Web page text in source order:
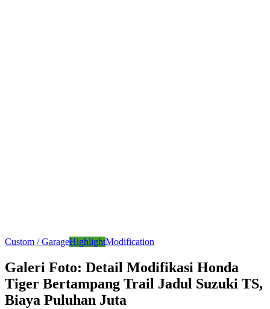
Custom / GarageHighlightModification
Galeri Foto: Detail Modifikasi Honda
Tiger Bertampang Trail Jadul Suzuki TS,
Biaya Puluhan Juta